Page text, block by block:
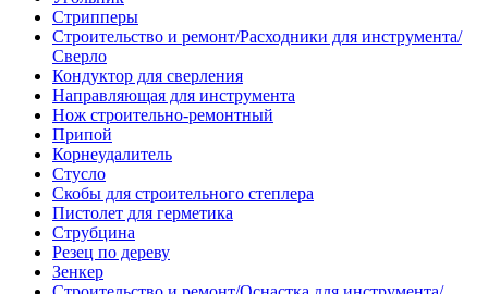
Стрипперы
Строительство и ремонт/Расходники для инструмента/
Сверло
Кондуктор для сверления
Направляющая для инструмента
Нож строительно-ремонтный
Припой
Корнеудалитель
Стусло
Скобы для строительного степлера
Пистолет для герметика
Струбцина
Резец по дереву
Зенкер